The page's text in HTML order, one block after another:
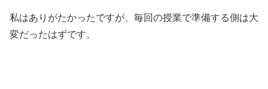
私はありがたかったですが、毎回の授業で準備する側は大
変だったはずです。